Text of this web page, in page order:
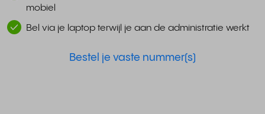
mobiel
Bel via je laptop terwijl je aan de administratie werkt
Bestel je vaste nummer(s)